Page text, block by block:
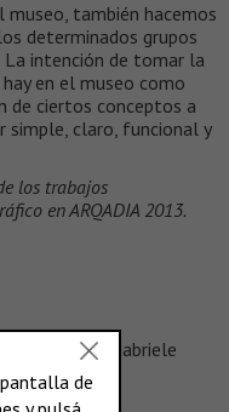
también hacemos
determinados grupos
La intención de tomar la
en el museo como
de ciertos conceptos a
simple, claro, funcional y
los trabajos
en ARQADIA 2013.
| Cátedra Gabriele